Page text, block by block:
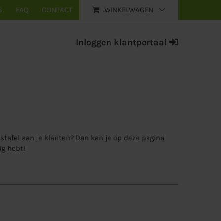
FAQ CONTACT WINKELWAGEN
Inloggen klantportaal
aan je klanten? Dan kan je op deze pagina
hebt!